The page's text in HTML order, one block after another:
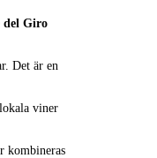
del Giro
Det är en
viner
kombineras